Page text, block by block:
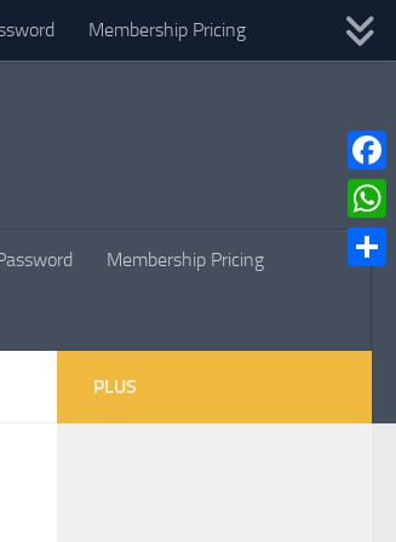
Membership Pricing
Membership Pricing
PLUS